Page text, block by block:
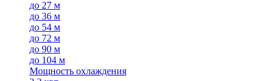
до 27 м
до 36 м
до 54 м
до 72 м
до 90 м
до 104 м
Мощность охлаждения